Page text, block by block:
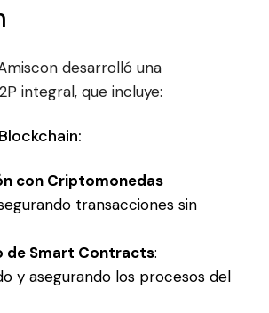
desarrolló una
integral, que incluye:
con Criptomonedas
transacciones sin
de Smart Contracts:
y asegurando los procesos del